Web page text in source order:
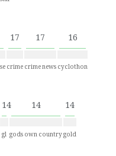
17
crime
17
crime news
16
cyclothon
14
gl
14
gods own country
14
gold